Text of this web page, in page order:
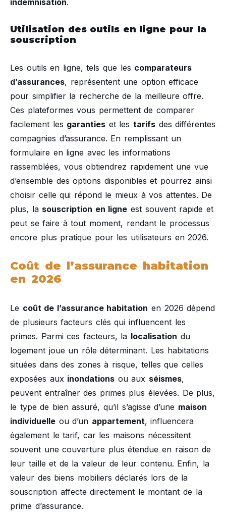
Utilisation des outils en ligne pour la
souscription
Les outils en ligne, tels que les comparateurs
d’assurances, représentent une option efficace
pour simplifier la recherche de la meilleure offre.
Ces plateformes vous permettent de comparer
facilement les garanties et lestarifs des différentes
compagnies d’assurance. En remplissant un
formulaire en ligne avec les informations
rassemblées, vous obtiendrez rapidement une vue
d’ensemble des options disponibles et pourrez ainsi
choisir celle qui répond le mieux à vos attentes. De
plus, la souscription en ligne est souvent rapide et
peut se faire à tout moment, rendant le processus
encore plus pratique pour les utilisateurs en 2026.
Coût de l’assurance habitation
en 2026
Le coût de l’assurance habitation en 2026 dépend
de plusieurs facteurs clés qui influencent les
primes. Parmi ces facteurs, la localisation du
logement joue un rôle déterminant. Les habitations
situées dans des zones à risque, telles que celles
exposées aux inondations ou aux séismes,
peuvent entraîner des primes plus élevées. De plus,
le type de bien assuré, qu’il s’agisse d’une maison
individuelle ou d’un appartement, influencera
également le tarif, car les maisons nécessitent
souvent une couverture plus étendue en raison de
leur taille et de la valeur de leur contenu. Enfin, la
valeur des biens mobiliers déclarés lors de la
souscription affecte directement le montant de la
prime d’assurance.